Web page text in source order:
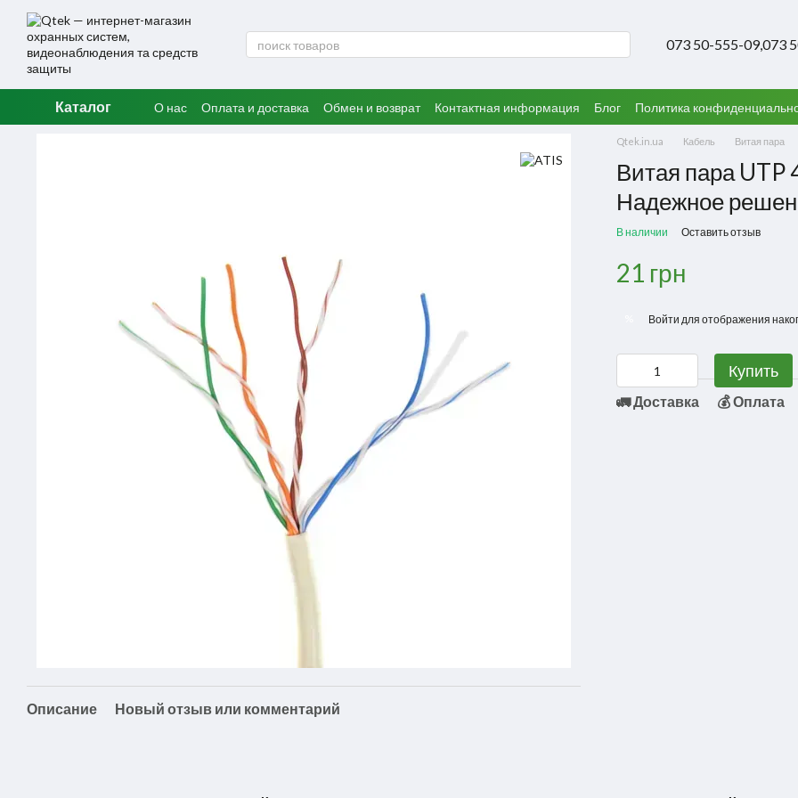
Перейти к основному контенту
073 50-555-09,073
Каталог О нас Оплата и доставка Обмен и возврат Контактная информация Блог Политика
Описание Новый отзыв или комментарий
Qtek.in.ua Кабель Витая пара
Витая пара UTP
Надежное
В наличии Оставить отзыв
21 грн
Войти для отображения
Купить
🚛 Доставка 💰 Оплата